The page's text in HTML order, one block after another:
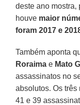
deste ano mostra,
houve maior
foram 2017 e
Também aponta
Roraima e Mato
assassinatos no
absolutos. Os três
41 e 39